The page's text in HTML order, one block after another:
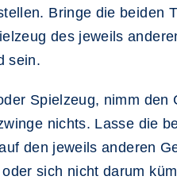
Bringe die beiden
des jeweils
sein.
Spielzeug, nimm
nichts. Lasse die
den jeweils anderen
sich nicht darum